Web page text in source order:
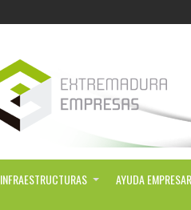
INFRAESTRUCTURAS AYUDA